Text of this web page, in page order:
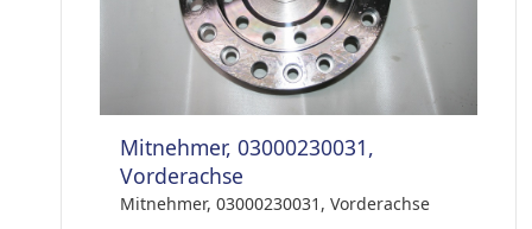
Mitnehmer, 03000230031,
Vorderachse
Mitnehmer, 03000230031, Vorderachse